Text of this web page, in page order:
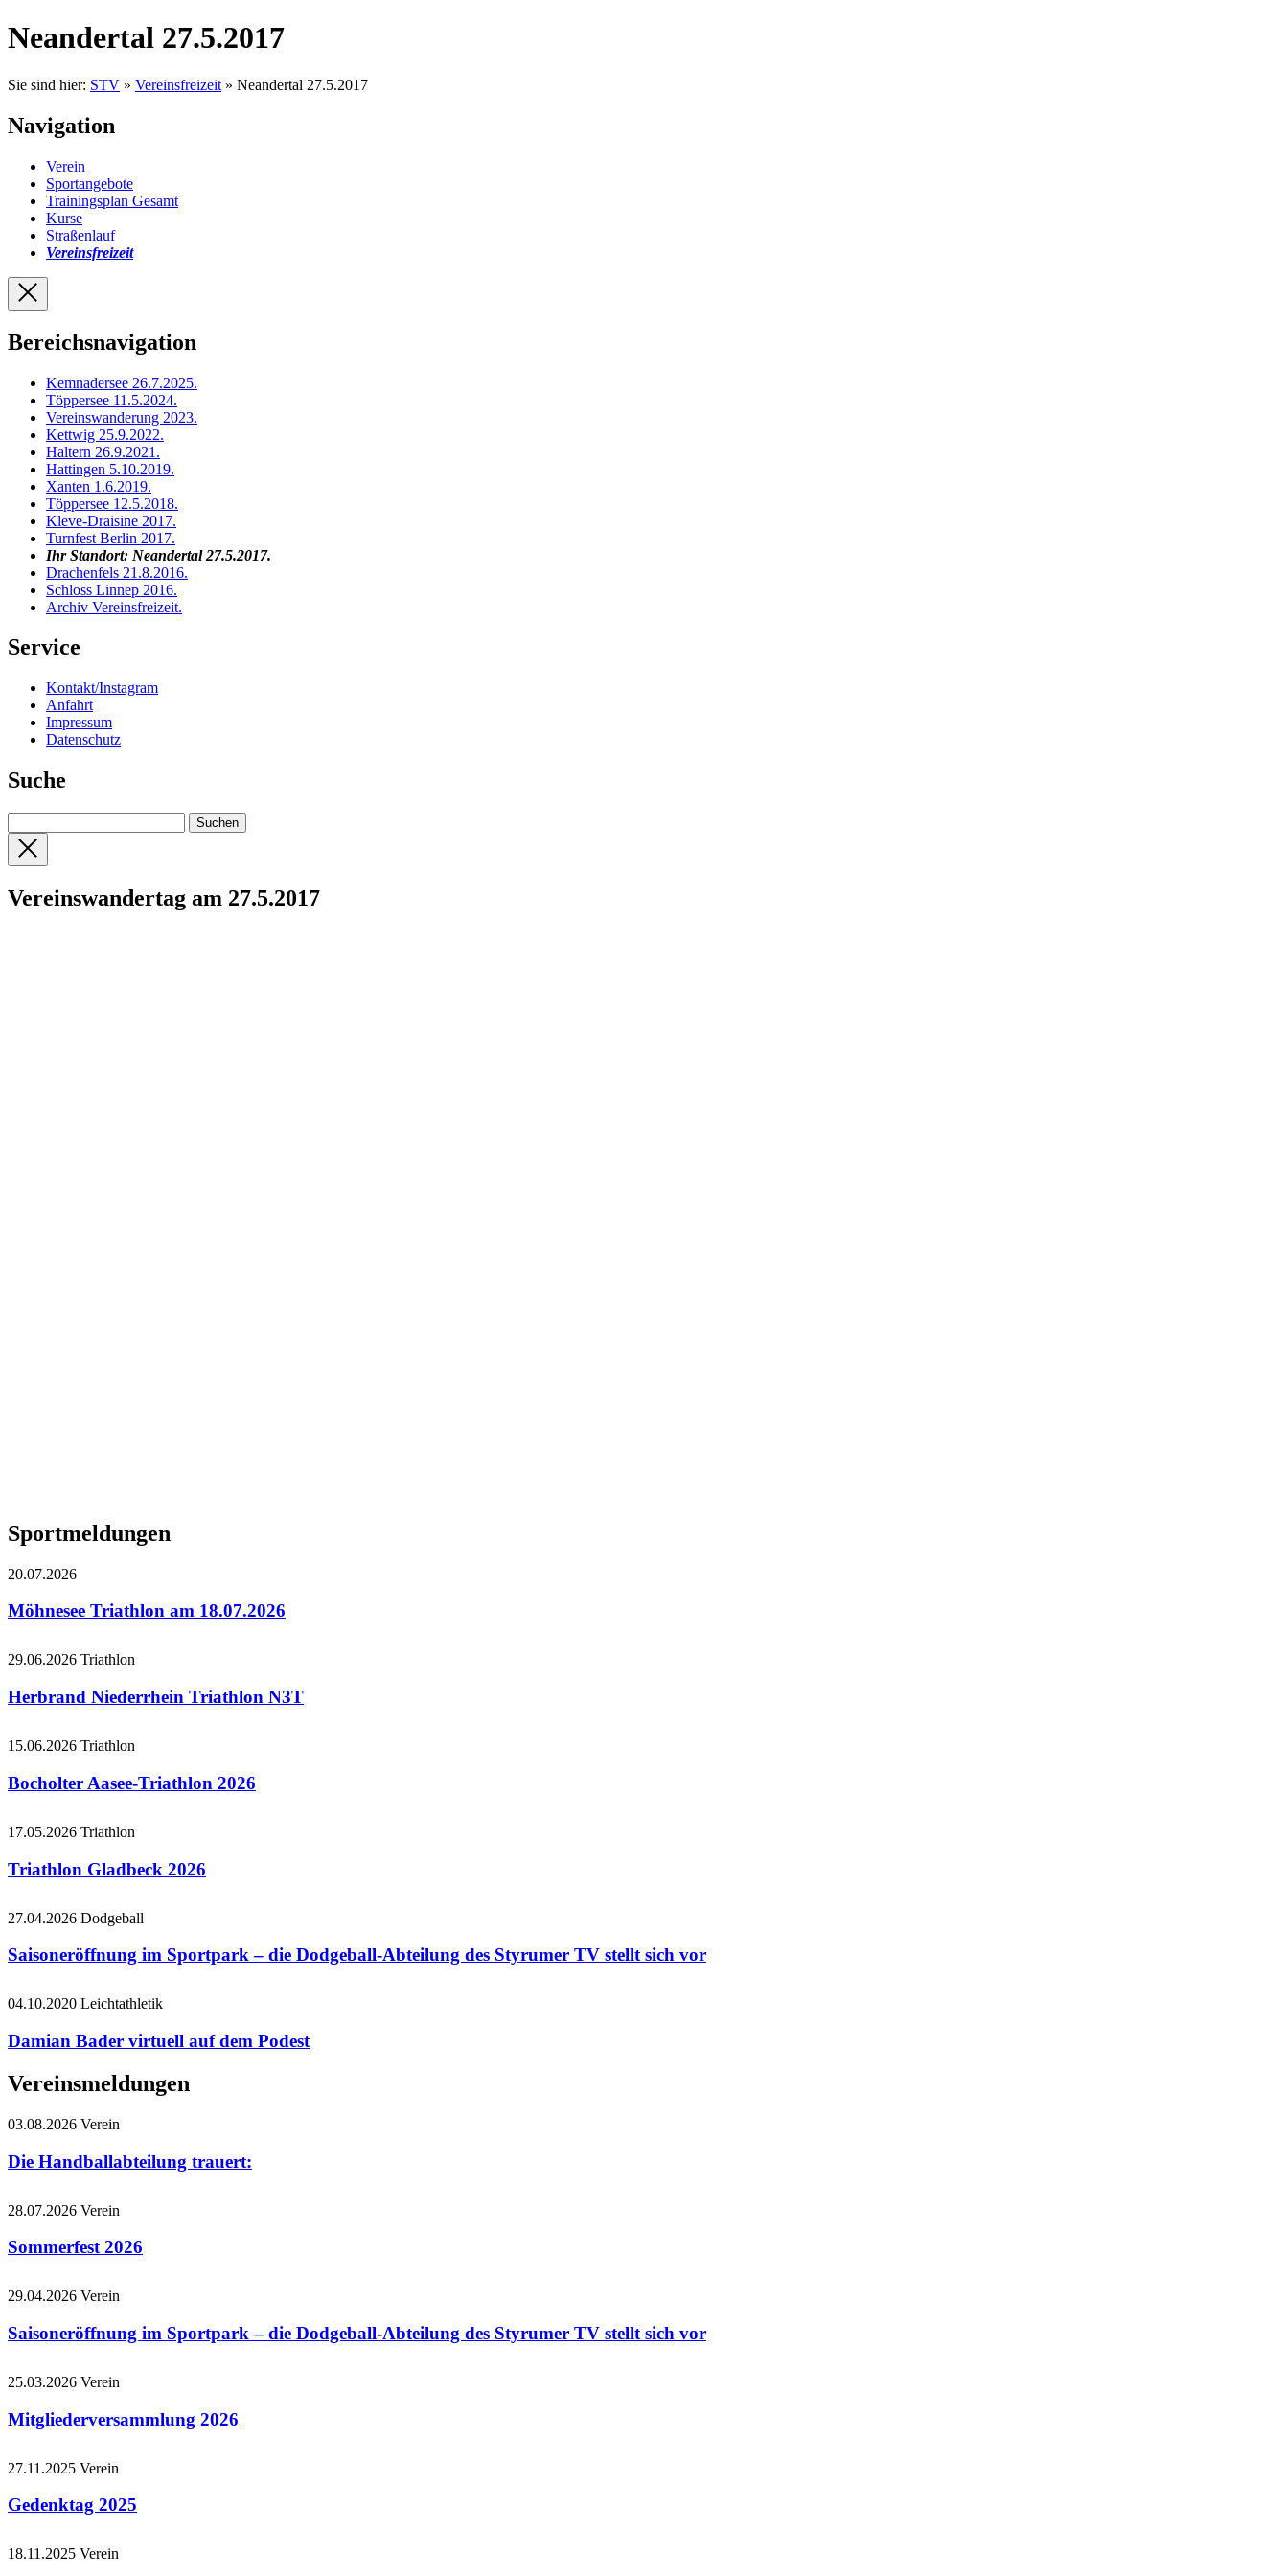
Neandertal 27.5.2017
Sie sind hier: STV » Vereinsfreizeit » Neandertal 27.5.2017
Navigation
Verein
Sportangebote
Trainingsplan Gesamt
Kurse
Straßenlauf
Vereinsfreizeit
Bereichsnavigation
Kemnadersee 26.7.2025.
Töppersee 11.5.2024.
Vereinswanderung 2023.
Kettwig 25.9.2022.
Haltern 26.9.2021 .
Hattingen 5.10.2019.
Xanten 1.6.2019.
Töppersee 12.5.2018.
Kleve-Draisine 2017.
Turnfest Berlin 2017.
Ihr Standort: Neandertal 27.5.2017.
Drachenfels 21.8.2016.
Schloss Linnep 2016.
Archiv Vereinsfreizeit.
Service
Kontakt/Instagram
Anfahrt
Impressum
Datenschutz
Suche
Vereinswandertag am 27.5.2017
Sportmeldungen
20.07.2026
Möhnesee Triathlon am 18.07.2026
29.06.2026 Triathlon
Herbrand Niederrhein Triathlon N3T
15.06.2026 Triathlon
Bocholter Aasee-Triathlon 2026
17.05.2026 Triathlon
Triathlon Gladbeck 2026
27.04.2026 Dodgeball
Saisoneröffnung im Sportpark – die Dodgeball-Abteilung des Styrumer TV stellt sich vor
04.10.2020 Leichtathletik
Damian Bader virtuell auf dem Podest
Vereinsmeldungen
03.08.2026 Verein
Die Handballabteilung trauert:
28.07.2026 Verein
Sommerfest 2026
29.04.2026 Verein
Saisoneröffnung im Sportpark – die Dodgeball-Abteilung des Styrumer TV stellt sich vor
25.03.2026 Verein
Mitgliederversammlung 2026
27.11.2025 Verein
Gedenktag 2025
18.11.2025 Verein